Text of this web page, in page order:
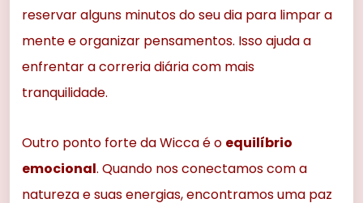
reservar alguns minutos do seu dia para limpar a
mente e organizar pensamentos. Isso ajuda a
enfrentar a correria diária com mais
tranquilidade.
Outro ponto forte da Wicca é o equilíbrio
emocional. Quando nos conectamos com a
natureza e suas energias, encontramos uma paz